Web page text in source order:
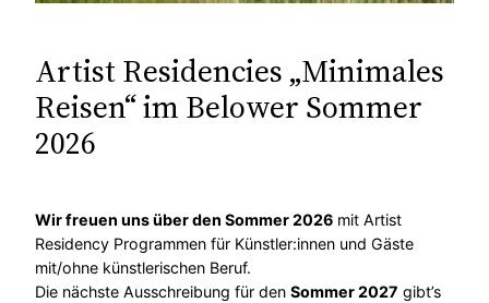
Artist Residencies „Minimales
Reisen“ im Belower Sommer
2026
Wir freuen uns über den Sommer 2026 mit Artist
Residency Programmen für Künstler:innen und Gäste
mit/ohne künstlerischen Beruf.
Die nächste Ausschreibung für den Sommer 2027 gibt’s